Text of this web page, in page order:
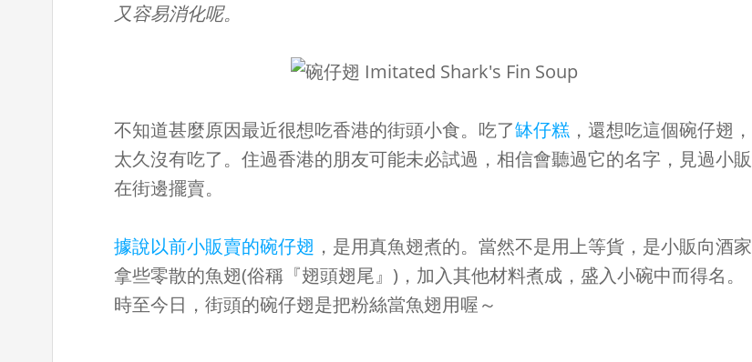
又容易消化呢。
不知道甚麼原因最近很想吃香港的街頭小食。吃了缽仔糕，還想吃這個碗仔翅，
太久沒有吃了。住過香港的朋友可能未必試過，相信會聽過它的名字，見過小販
在街邊擺賣。
據說以前小販賣的碗仔翅 ，是用真魚翅煮的。當然不是用上等貨，是小販向酒家
拿些零散的魚翅(俗稱『翅頭翅尾』)，加入其他材料煮成，盛入小碗中而得名。
時至今日，街頭的碗仔翅是把粉絲當魚翅用喔～